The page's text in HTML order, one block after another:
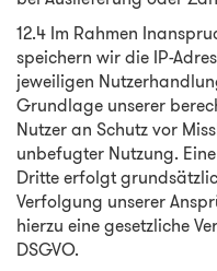
12.4 Im Rahmen
speichern wir die IP-
jeweiligen
Grundlage unserer
Nutzer an Schutz vor
unbefugter Nutzung.
Dritte erfolgt
Verfolgung unserer
hierzu eine gesetzliche
DSGVO.